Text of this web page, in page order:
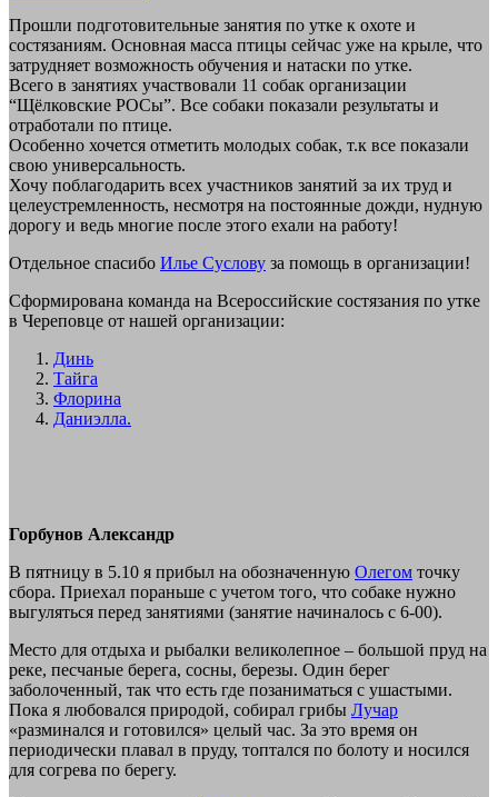
Прошли подготовительные занятия по утке к охоте и
состязаниям. Основная масса птицы сейчас уже на крыле, что
затрудняет возможность обучения и натаски по утке.
Всего в занятиях участвовали 11 собак организации
“Щёлковские РОСы”. Все собаки показали результаты и
отработали по птице.
Особенно хочется отметить молодых собак, т.к все показали
свою универсальность.
Хочу поблагодарить всех участников занятий за их труд и
целеустремленность, несмотря на постоянные дожди, нудную
дорогу и ведь многие после этого ехали на работу!
Отдельное спасибо Илье Суслову за помощь в организации!
Сформирована команда на Всероссийские состязания по утке
в Череповце от нашей организации:
Динь
Тайга
Флорина
Даниэлла.
Горбунов Александр
В пятницу в 5.10 я прибыл на обозначенную Олегом точку
сбора. Приехал пораньше с учетом того, что собаке нужно
выгуляться перед занятиями (занятие начиналось с 6-00).
Место для отдыха и рыбалки великолепное – большой пруд на
реке, песчаные берега, сосны, березы. Один берег
заболоченный, так что есть где позаниматься с ушастыми.
Пока я любовался природой, собирал грибы Лучар
«разминался и готовился» целый час. За это время он
периодически плавал в пруду, топтался по болоту и носился
для согрева по берегу.